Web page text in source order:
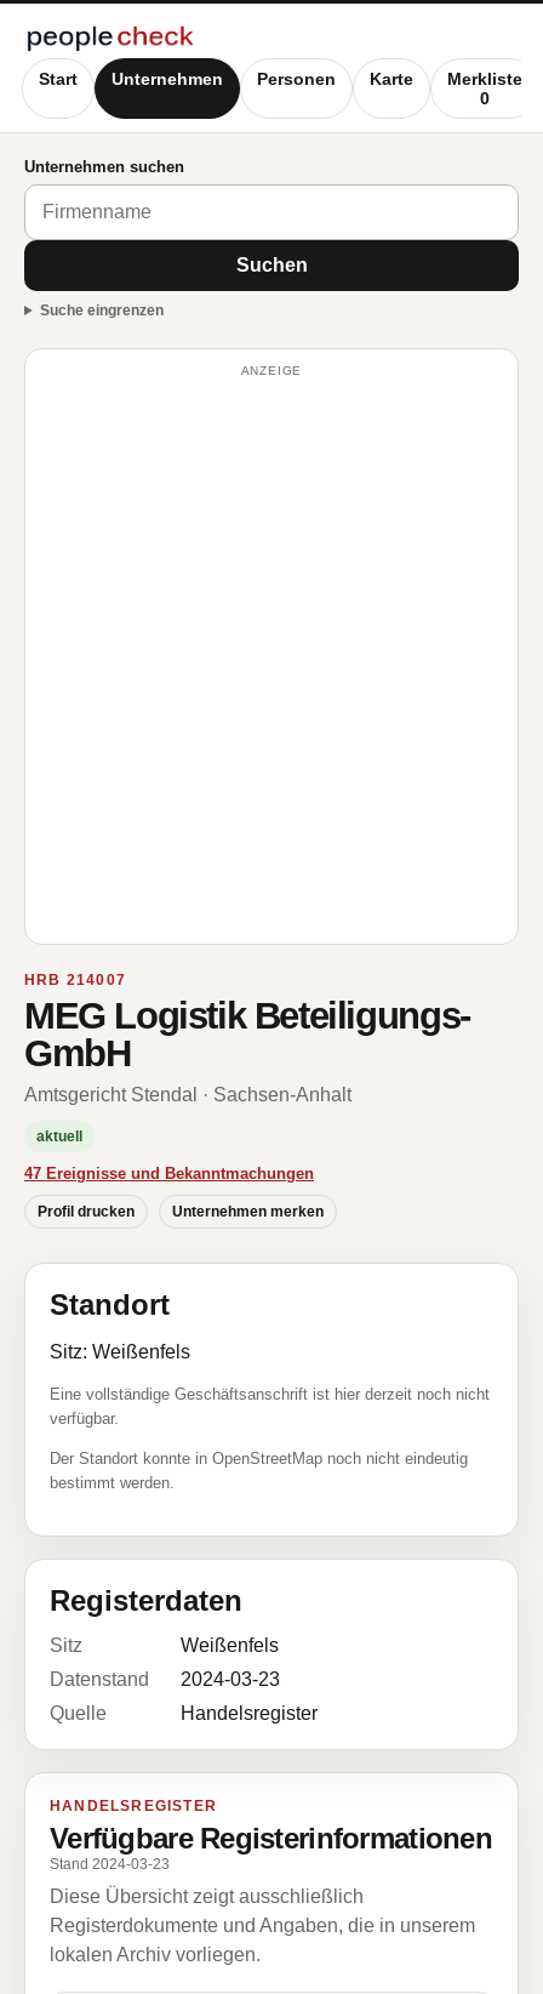
Start Unternehmen Personen Karte
Merkliste
0
Unternehmen suchen
Suchen
Suche eingrenzen
ANZEIGE
HRB 214007
MEG Logistik Beteiligungs-
GmbH
Amtsgericht Stendal · Sachsen-Anhalt
aktuell
47 Ereignisse und Bekanntmachungen
Profil drucken Unternehmen merken
Standort
Sitz: Weißenfels
Eine vollständige Geschäftsanschrift ist hier derzeit noch nicht
verfügbar.
Der Standort konnte in OpenStreetMap noch nicht eindeutig
bestimmt werden.
Registerdaten
Sitz
Weißenfels
Datenstand
2024-03-23
Quelle
Handelsregister
HANDELSREGISTER
Verfügbare Registerinformationen
Stand 2024-03-23
Diese Übersicht zeigt ausschließlich
Registerdokumente und Angaben, die in unserem
lokalen Archiv vorliegen.